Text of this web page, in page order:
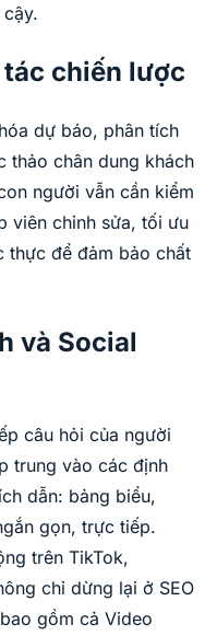
chiến lược
dự báo, phân tích
thảo chân dung khách
người vẫn cần kiểm
viên chỉnh sửa, tối ưu
thực để đảm bảo chất
và Social
câu hỏi của người
trung vào các định
dẫn: bảng biểu,
gọn, trực tiếp.
trên TikTok,
chỉ dừng lại ở SEO
gồm cả Video